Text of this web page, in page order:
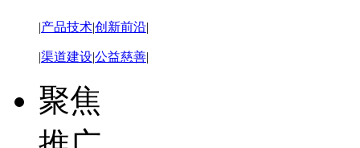
|产品技术|创新前沿|
|渠道建设|公益慈善|
聚焦